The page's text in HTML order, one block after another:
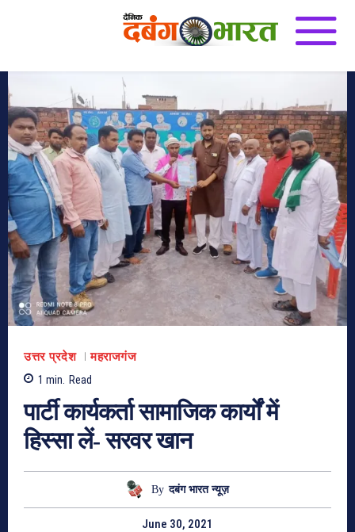
उत्तर प्रदेश
महराजगंज
1 min. Read
पार्टी कार्यकर्ता सामाजिक कार्यों में
हिस्सा लें- सरवर खान
By दबंग भारत न्यूज़
June 30, 2021